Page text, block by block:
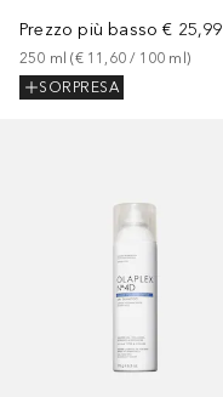
Prezzo più basso € 25,99
250 ml (€ 11,60 / 100 ml )
SORPRESA